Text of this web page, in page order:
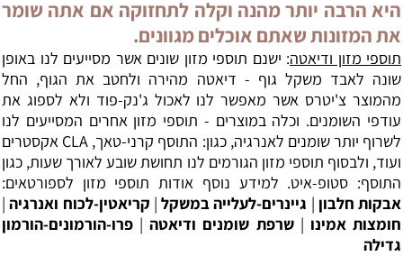
היא הרבה יותר מהנה וקלה לתחזוקה אם אתה שומר
את המזונות שאתם אוכלים מגוונים.
תוספי מזון ודיאטה: ישנם תוספי מזון שונים אשר מסייעים לנו באופן
שונה לאבד משקל גוף - דיאטה מהירה ולחטב את הגוף, החל
מהמוצר צ'יטרס אשר מאפשר לנו לאכול ג'נק-פוד ולא לספוג את
עודפי השומנים. וכלה במוצרים - תוספי מזון אחרים המסייעים לנו
לשרוף יותר שומנים לאנרגיה, כגון: התוסף קרני-טאך, CLA אקסטרים
ועוד, ולבסוף תוספי מזון הגורמים לנו תחושת שובע לאורך שעות, כגון
התוסף: סטופ-איט. למידע נוסף אודות תוספי מזון לספורטאים:
אבקות חלבון | גיינרים-לעלייה במשקל | קריאטין-לכוח ואנרגיה|
חומצות אמינו |שרפת שומנים ודיאטה| פרו-הורמונים-הורמון
גדילה